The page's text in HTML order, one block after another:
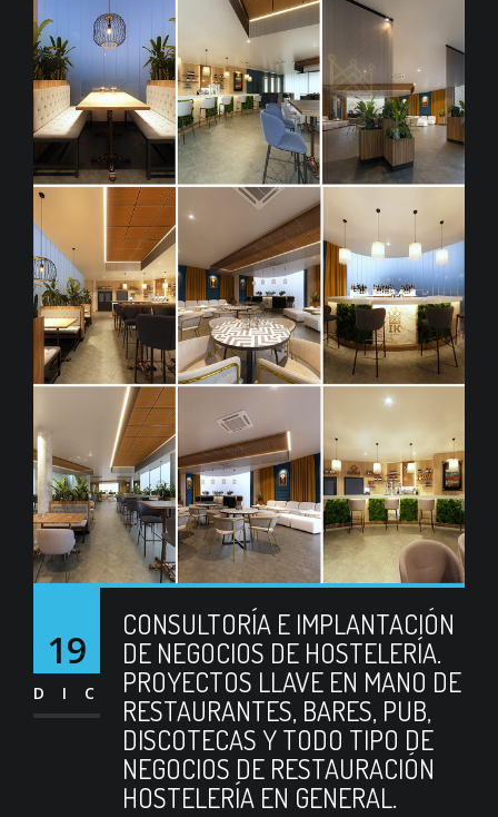
19
DIC
CONSULTORÍA E IMPLANTACIÓN
DE NEGOCIOS DE HOSTELERÍA.
PROYECTOS LLAVE EN MANO DE
RESTAURANTES, BARES, PUB,
DISCOTECAS Y TODO TIPO DE
NEGOCIOS DE RESTAURACIÓN
HOSTELERÍA EN GENERAL.